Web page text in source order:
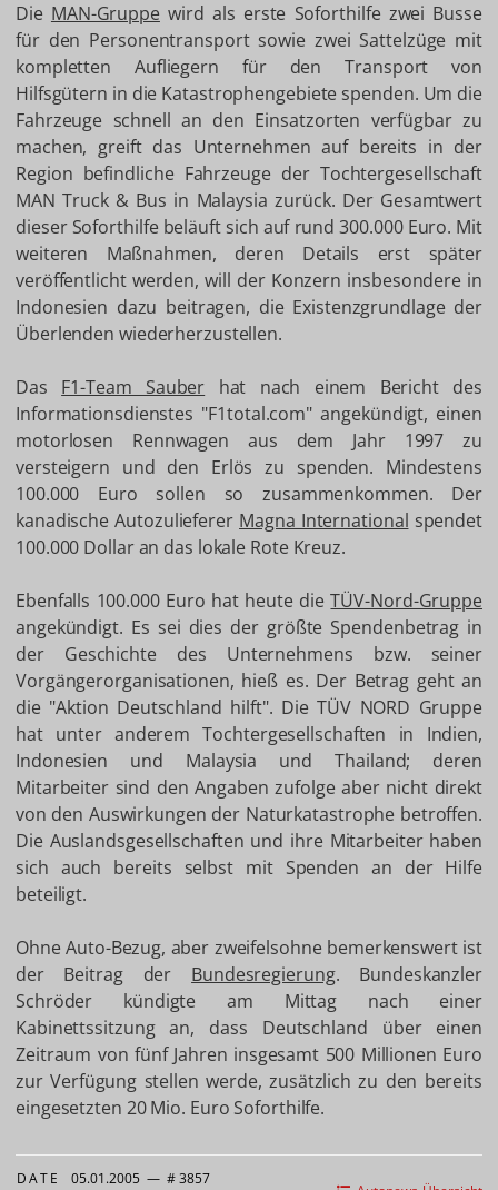
Die MAN-Gruppewird als erste Soforthilfe zwei Busse
für den Personentransport sowie zwei Sattelzüge mit
kompletten Aufliegern für den Transport von
Hilfsgütern in die Katastrophengebiete spenden. Um die
Fahrzeuge schnell an den Einsatzorten verfügbar zu
machen, greift das Unternehmen auf bereits in der
Region befindliche Fahrzeuge der Tochtergesellschaft
MAN Truck & Bus in Malaysia zurück. Der Gesamtwert
dieser Soforthilfe beläuft sich auf rund 300.000 Euro. Mit
weiteren Maßnahmen, deren Details erst später
veröffentlicht werden, will der Konzern insbesondere in
Indonesien dazu beitragen, die Existenzgrundlage der
Überlenden wiederherzustellen.
Das F1-Team Sauber hat nach einem Bericht des
Informationsdienstes "F1total.com" angekündigt, einen
motorlosen Rennwagen aus dem Jahr 1997 zu
versteigern und den Erlös zu spenden. Mindestens
100.000 Euro sollen so zusammenkommen. Der
kanadische Autozulieferer Magna International spendet
100.000 Dollar an das lokale Rote Kreuz.
Ebenfalls 100.000 Euro hat heute dieTÜV-Nord-Gruppe
angekündigt. Es sei dies der größte Spendenbetrag in
der Geschichte des Unternehmens bzw. seiner
Vorgängerorganisationen, hieß es. Der Betrag geht an
die "Aktion Deutschland hilft". Die TÜV NORD Gruppe
hat unter anderem Tochtergesellschaften in Indien,
Indonesien und Malaysia und Thailand; deren
Mitarbeiter sind den Angaben zufolge aber nicht direkt
von den Auswirkungen der Naturkatastrophe betroffen.
Die Auslandsgesellschaften und ihre Mitarbeiter haben
sich auch bereits selbst mit Spenden an der Hilfe
beteiligt.
Ohne Auto-Bezug, aber zweifelsohne bemerkenswert ist
der Beitrag der Bundesregierung. Bundeskanzler
Schröder kündigte am Mittag nach einer
Kabinettssitzung an, dass Deutschland über einen
Zeitraum von fünf Jahren insgesamt 500 Millionen Euro
zur Verfügung stellen werde, zusätzlich zu den bereits
eingesetzten 20 Mio. Euro Soforthilfe.
DATE 05.01.2005 — # 3857